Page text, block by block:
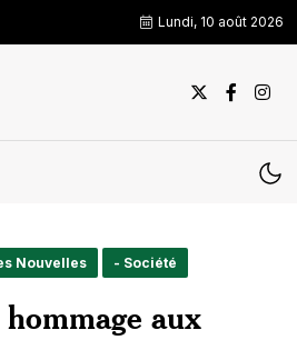
Lundi, 10 août 2026
Nouvelles - Société
aux